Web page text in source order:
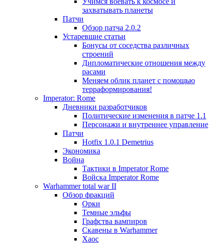
захватывать планеты
Патчи
Обзор патча 2.0.2
Устаревшие статьи
Бонусы от соседства различных
строений
Дипломатические отношения между
расами
Меняем облик планет с помощью
терраформирования!
Imperator: Rome
Дневники разработчиков
Политические изменения в патче 1.1
Персонажи и внутреннее управление
Патчи
Hotfix 1.0.1 Demetrius
Экономика
Война
Тактики в Imperator Rome
Войска Imperator Rome
Warhammer total war II
Обзор фракций
Орки
Темные эльфы
Графства вампиров
Cкавены в Warhammer
Хаос